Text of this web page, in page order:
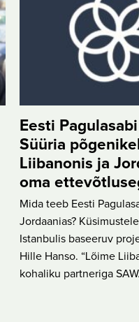
Eesti
Süüria
Liibanonis ja
oma
Mida teeb Eesti
Jordaanias?
Istanbulis baseeruv
Hille Hanso. “Lõime
kohaliku partneriga